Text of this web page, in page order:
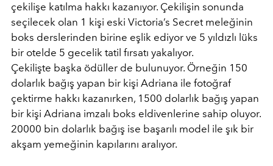
çekilişe katılma hakkı kazanıyor. Çekilişin sonunda
seçilecek olan 1 kişi eski Victoria’s Secret meleğinin
boks derslerinden birine eşlik ediyor ve 5 yıldızlı lüks
bir otelde 5 gecelik tatil fırsatı yakalıyor.
Çekilişte başka ödüller de bulunuyor. Örneğin 150
dolarlık bağış yapan bir kişi Adriana ile fotoğraf
çektirme hakkı kazanırken, 1500 dolarlık bağış yapan
bir kişi Adriana imzalı boks eldivenlerine sahip oluyor.
20000 bin dolarlık bağış ise başarılı model ile şık bir
akşam yemeğinin kapılarını aralıyor.